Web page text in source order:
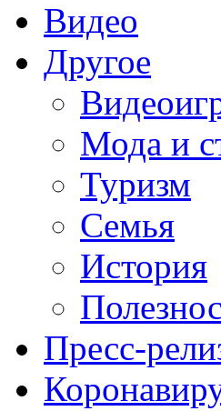
Видео
Другое
Мода и
Туризм
Семья
История
Пресс-